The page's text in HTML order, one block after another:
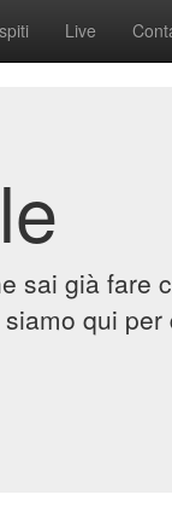
Live
sai già fare
qui per